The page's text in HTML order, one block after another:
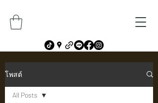
โพสต์
All Posts